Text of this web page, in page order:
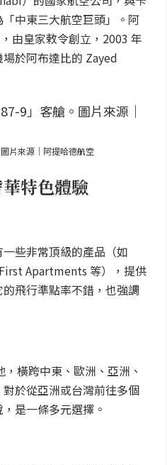
中東三大航空巨頭」。阿
由皇家敕令創立，2003 年
於阿布達比的 Zayed
片來源｜阿提哈德航空
特色體驗
些非常頂級的產品（如
Apartments 等），提供
飛行準點率不錯，也強調
橫跨中東、歐洲、亞洲、
於從亞洲或台灣前往多個
是一條多元選擇。